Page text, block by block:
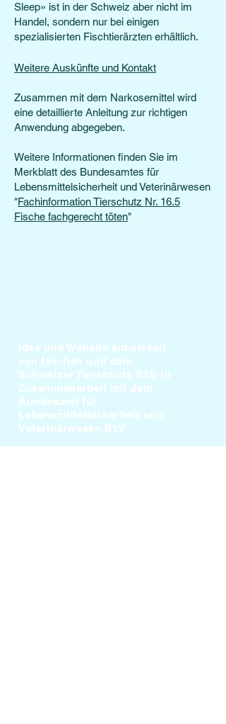
Sleep» ist in der Schweiz aber nicht im
Handel, sondern nur bei einigen
spezialisierten Fischtierärzten erhältlich.
Weitere Auskünfte und Kontakt
Zusammen mit dem Narkosemittel wird
eine detaillierte Anleitung zur richtigen
Anwendung abgegeben.
Weitere Informationen finden Sie im
Merkblatt des Bundesamtes für
Lebensmittelsicherheit und Veterinärwesen
"Fachinformation Tierschutz Nr. 16.5
Fische fachgerecht töten"
Idee und Website entwickelt
von fair-fish und dem
Schweizer Tierschutz STS in
Zusammenarbeit mit dem
Bundesamt für
Lebensmittelsicherheit und
Veterinärwesen BLV